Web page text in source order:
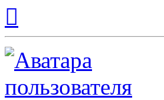
началу